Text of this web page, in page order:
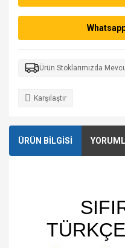
Ürün Stoklarımızda
Karşılaştır
ÜRÜN BİLGİSİ